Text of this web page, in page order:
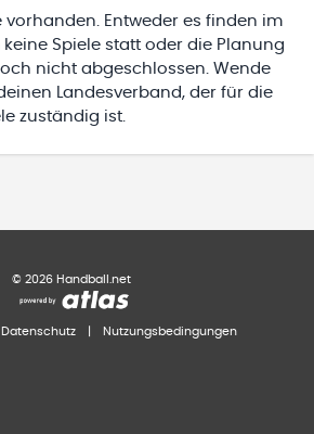
vorhanden. Entweder es finden im
Spiele statt oder die Planung
nicht abgeschlossen. Wende
Landesverband, der für die
zuständig ist.
© 2026 Handball.net
Datenschutz Nutzungsbedingungen